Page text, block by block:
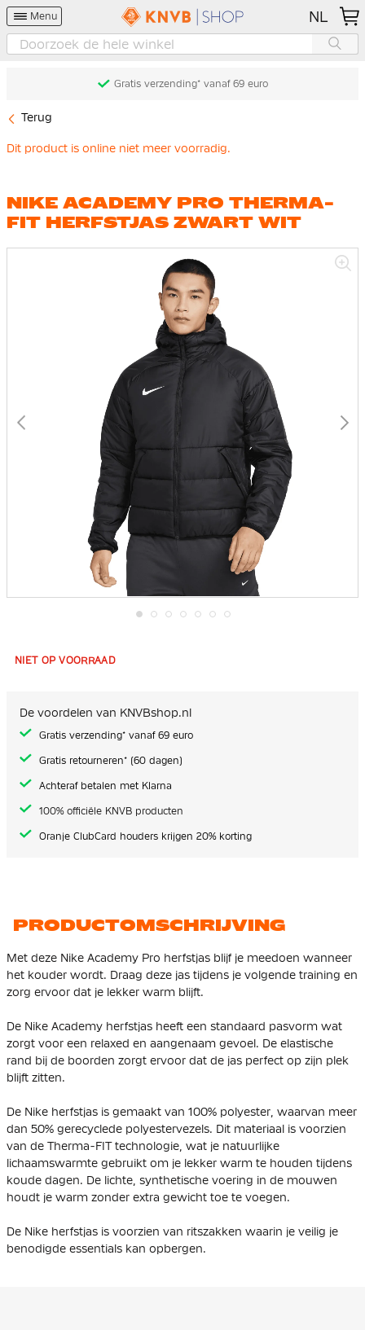
Menu NL
Gratis verzending* vanaf 69 euro
Terug
Dit product is online niet meer voorradig.
NIKE ACADEMY PRO THERMA-
FIT HERFSTJAS ZWART WIT
het
afbeeldingen-
gallerij
NIET OP VOORRAAD
De voordelen van KNVBshop.nl
Gratis verzending* vanaf 69 euro
Gratis retourneren* (60 dagen)
Achteraf betalen met Klarna
100% officiële KNVB producten
Oranje ClubCard houders krijgen 20% korting
PRODUCTOMSCHRIJVING
Met deze Nike Academy Pro herfstjas blijf je meedoen wanneer
het kouder wordt. Draag deze jas tijdens je volgende training en
zorg ervoor dat je lekker warm blijft.
De Nike Academy herfstjas heeft een standaard pasvorm wat
zorgt voor een relaxed en aangenaam gevoel. De elastische
rand bij de boorden zorgt ervoor dat de jas perfect op zijn plek
blijft zitten.
De Nike herfstjas is gemaakt van 100% polyester, waarvan meer
dan 50% gerecyclede polyestervezels. Dit materiaal is voorzien
van de Therma-FIT technologie, wat je natuurlijke
lichaamswarmte gebruikt om je lekker warm te houden tijdens
koude dagen. De lichte, synthetische voering in de mouwen
houdt je warm zonder extra gewicht toe te voegen.
De Nike herfstjas is voorzien van ritszakken waarin je veilig je
benodigde essentials kan opbergen.